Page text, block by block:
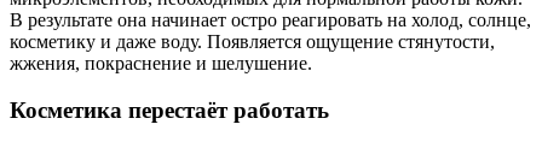
В результате она начинает остро реагировать на холод, солнце,
косметику и даже воду. Появляется ощущение стянутости,
жжения, покраснение и шелушение.
Косметика перестаёт работать